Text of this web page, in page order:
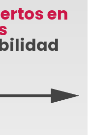
en